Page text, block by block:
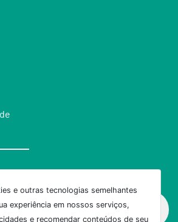
e outras tecnologias semelhantes
experiência em nossos serviços,
e recomendar conteúdos de seu